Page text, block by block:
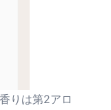
りは第2アロ